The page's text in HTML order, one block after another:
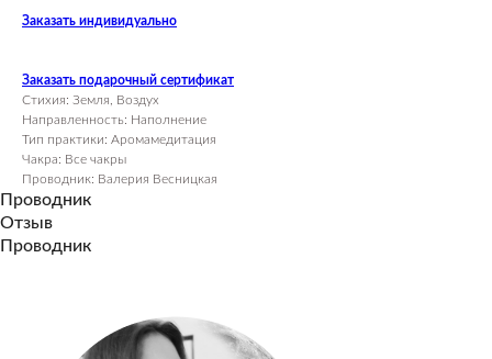
Заказать индивидуально
Заказать подарочный сертификат
Стихия: Земля, Воздух
Направленность: Наполнение
Тип практики: Аромамедитация
Чакра: Все чакры
Проводник: Валерия Весницкая
Проводник
Отзыв
Проводник